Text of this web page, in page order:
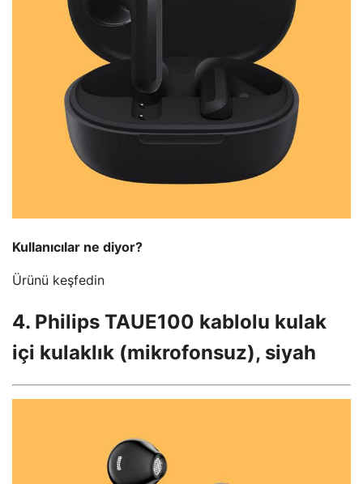
Kullanıcılar ne diyor?
Ürünü keşfedin
4. Philips TAUE100 kablolu kulak
içi kulaklık (mikrofonsuz), siyah